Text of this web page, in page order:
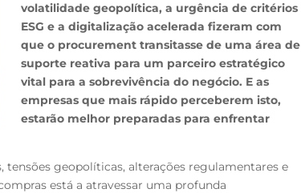
volatilidade geopolítica, a urgência de critérios
ESG e a digitalização acelerada fizeram com
que o procurement transitasse de uma área de
suporte reativa para um parceiro estratégico
vital para a sobrevivência do negócio. E as
empresas que mais rápido perceberem isto,
estarão melhor preparadas para enfrentar
geopolíticas, alterações regulamentares e
está a atravessar uma profunda